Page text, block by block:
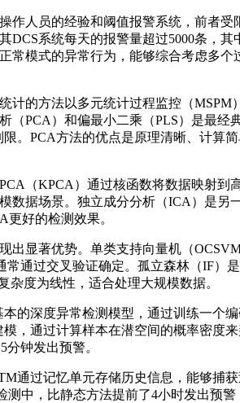
人员的经验和阈值报警系统，前者
系统每天的报警量超过5000条，
模式的异常行为，能够综合考虑多
的方法以多元统计过程监控（MSPM
PCA）和偏最小二乘（PLS）是最
。PCA方法的优点是原理清晰、计算
（KPCA）通过核函数将数据映射
据场景。独立成分分析（ICA）是
好的检测效果。
显著优势。单类支持向量机（
通过交叉验证确定。孤立森林（IF）
度为线性，适合处理大规模数据。
的深度异常检测模型，通过训练一个
，通过计算样本在潜空间的概率密度
钟发出预警。
通过记忆单元存储历史信息，能够捕
中，比静态方法提前了4小时发出预